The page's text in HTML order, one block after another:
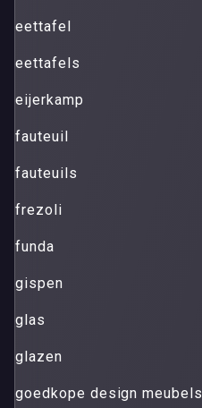
eettafel
eettafels
eijerkamp
fauteuil
fauteuils
frezoli
funda
gispen
glas
glazen
goedkope design meubels